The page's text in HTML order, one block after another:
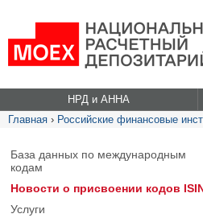
НРД и АННА
Главная › Российские финансовые
База данных по международным
кодам
Новости о присвоении кодов
Услуги